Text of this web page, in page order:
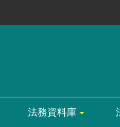
法務資料庫